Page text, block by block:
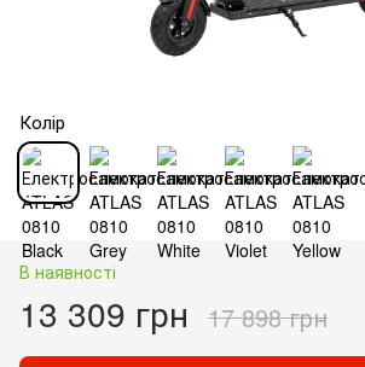
Колір
В наявності
13 309 грн 17 898 грн